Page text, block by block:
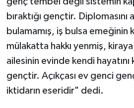
bıraktığı gençtir. Diplomasını
bulamamış, iş bulsa emeğinin
mülakatta hakkı yenmiş, kiraya
ailesinin evinde kendi hayatını
gençtir. Açıkçası ev genci
iktidarın eseridir" dedi.